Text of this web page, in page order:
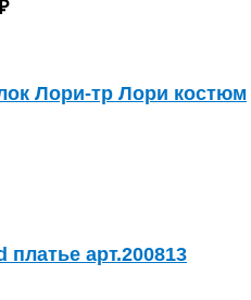
Лори-тр Лори костюм
платье арт.200813